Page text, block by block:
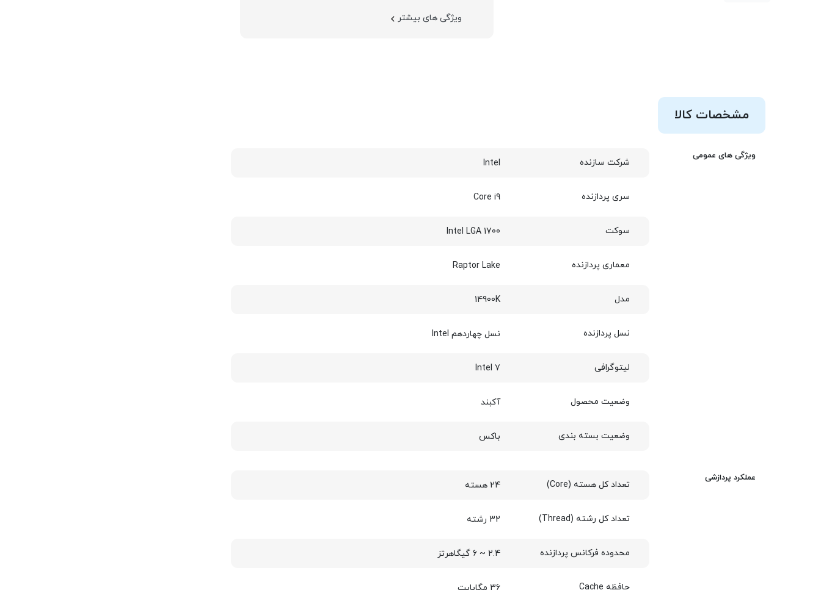
ویژگی های بیشتر
مشخصات کالا
ویژگی های عمومی
شرکت سازنده Intel
سری پردازنده Core i9
سوکت Intel LGA 1700
معماری پردازنده Raptor Lake
مدل 14900K
نسل پردازنده نسل چهاردهم Intel
لیتوگرافی Intel 7
وضعیت محصول آکبند
وضعیت بسته بندی باکس
عملکرد پردازشی
تعداد کل هسته (Core) 24 هسته
تعداد کل رشته (Thread) 32 رشته
محدوده فرکانس پردازنده 2.4 ~ 6 گیگاهرتز
حافظه Cache 36 مگابایت